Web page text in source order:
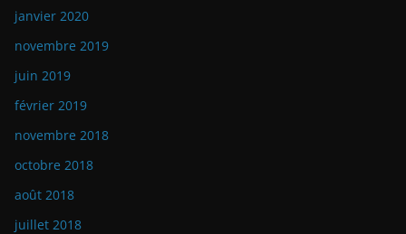
janvier 2020
novembre 2019
juin 2019
février 2019
novembre 2018
octobre 2018
août 2018
juillet 2018